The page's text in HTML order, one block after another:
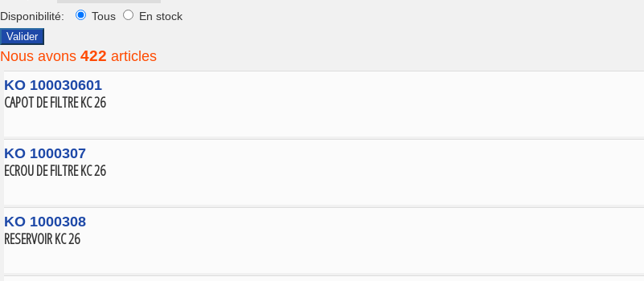
Disponibilité:
Tous En stock
Valider
Nous avons 422 articles
KO 100030601
CAPOT DE FILTRE KC 26
KO 1000307
ECROU DE FILTRE KC 26
KO 1000308
RESERVOIR KC 26